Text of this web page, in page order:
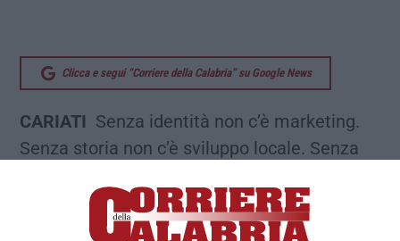
Clicca e segui “Corriere della Calabria” su Google News
CARIATI Senza identità non c’è marketing.
Senza storia non c’è sviluppo locale. Senza
sostenibilità nei territori. È , questo, il
messaggio più importante esploso dallo